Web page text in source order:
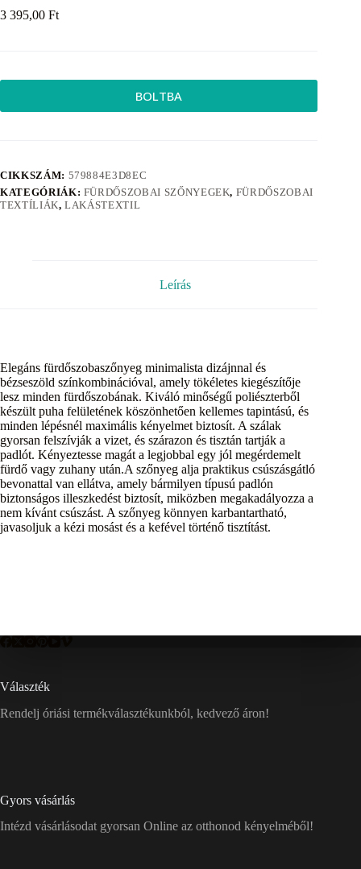
3 395,00 Ft
BOLTBA
CIKKSZÁM: 579884E3D8EC
KATEGÓRIÁK: FÜRDŐSZOBAI SZŐNYEGEK, FÜRDŐSZOBAI
TEXTÍLIÁK,LAKÁSTEXTIL
Leírás
Elegáns fürdőszobaszőnyeg minimalista dizájnnal és
bézseszöld színkombinációval, amely tökéletes kiegészítője
lesz minden fürdőszobának. Kiváló minőségű poliészterből
készült puha felületének köszönhetően kellemes tapintású, és
minden lépésnél maximális kényelmet biztosít. A szálak
gyorsan felszívják a vizet, és szárazon és tisztán tartják a
padlót. Kényeztesse magát a legjobbal egy jól megérdemelt
fürdő vagy zuhany után.A szőnyeg alja praktikus csúszásgátló
bevonattal van ellátva, amely bármilyen típusú padlón
biztonságos illeszkedést biztosít, miközben megakadályozza a
nem kívánt csúszást. A szőnyeg könnyen karbantartható,
javasoljuk a kézi mosást és a kefével történő tisztítást.
Választék
Rendelj óriási termékválasztékunkból, kedvező áron!
Gyors vásárlás
Intézd vásárlásodat gyorsan Online az otthonod kényelméből!